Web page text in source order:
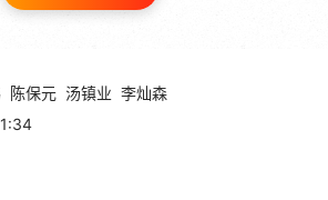
陈保元 汤镇业 李灿森